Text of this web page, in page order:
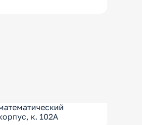
к. 102А